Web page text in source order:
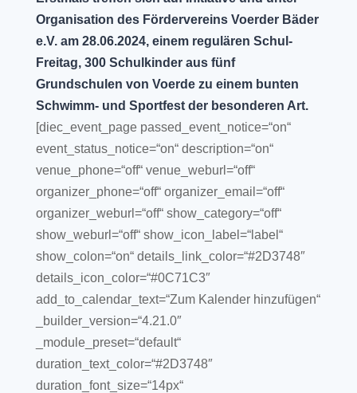
Organisation des Fördervereins Voerder Bäder
e.V. am 28.06.2024, einem regulären Schul-
Freitag, 300 Schulkinder aus fünf
Grundschulen von Voerde zu einem bunten
Schwimm- und Sportfest der besonderen Art.
[diec_event_page passed_event_notice=“on“
event_status_notice=“on“ description=“on“
venue_phone=“off“ venue_weburl=“off“
organizer_phone=“off“ organizer_email=“off“
organizer_weburl=“off“ show_category=“off“
show_weburl=“off“ show_icon_label=“label“
show_colon=“on“ details_link_color=“#2D3748″
details_icon_color=“#0C71C3″
add_to_calendar_text=“Zum Kalender hinzufügen“
_builder_version=“4.21.0″
_module_preset=“default“
duration_text_color=“#2D3748″
duration_font_size=“14px“